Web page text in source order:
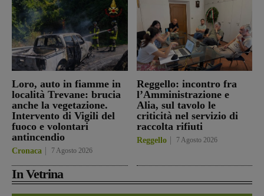
Loro, auto in fiamme in
località Trevane: brucia
anche la vegetazione.
Intervento di Vigili del
fuoco e volontari
antincendio
Cronaca 7 Agosto 2026
Reggello: incontro fra
l’Amministrazione e
Alia, sul tavolo le
criticità nel servizio di
raccolta rifiuti
Reggello 7 Agosto 2026
In Vetrina